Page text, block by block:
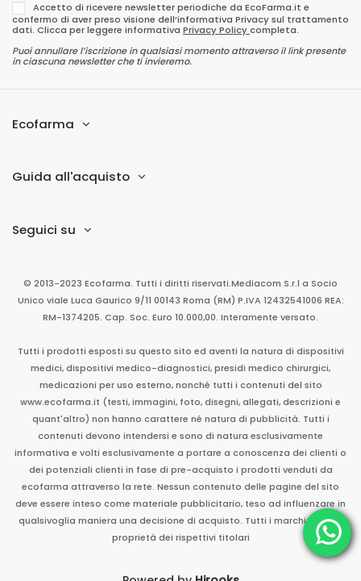
Accetto di ricevere newsletter periodiche da EcoFarma.it e
confermo di aver preso visione dell’informativa Privacy sul trattamento
dati. Clicca per leggere informativa Privacy Policycompleta.
Puoi annullare l’iscrizione in qualsiasi momento attraverso il link presente
in ciascuna newsletter che ti invieremo.
Ecofarma
Guida all'acquisto
Seguici su
© 2013-2023 Ecofarma. Tutti i diritti riservati.Mediacom S.r.l a Socio
Unico viale Luca Gaurico 9/11 00143 Roma (RM) P.IVA 12432541006 REA:
RM-1374205. Cap. Soc. Euro 10.000,00. Interamente versato.
Tutti i prodotti esposti su questo sito ed aventi la natura di dispositivi
medici, dispositivi medico-diagnostici, presidi medico chirurgici,
medicazioni per uso esterno, nonché tutti i contenuti del sito
www.ecofarma.it (testi, immagini, foto, disegni, allegati, descrizioni e
quant'altro) non hanno carattere né natura di pubblicità. Tutti i
contenuti devono intendersi e sono di natura esclusivamente
informativa e volti esclusivamente a portare a conoscenza dei clienti o
dei potenziali clienti in fase di pre-acquisto i prodotti venduti da
ecofarma attraverso la rete. Nessun contenuto delle pagine del sito
deve essere inteso come materiale pubblicitario, teso ad influenzare in
qualsivoglia maniera una decisione di acquisto. Tutti i marchi sono di
proprietà dei rispettivi titolari